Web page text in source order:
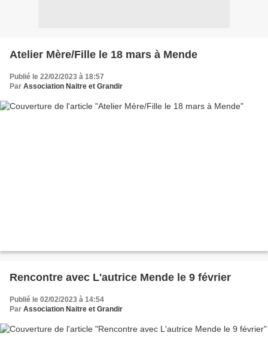
Atelier Mère/Fille le 18 mars à Mende
Publié le 22/02/2023 à 18:57
Par Association Naitre et Grandir
Rencontre avec L'autrice Mende le 9 février
Publié le 02/02/2023 à 14:54
Par Association Naitre et Grandir